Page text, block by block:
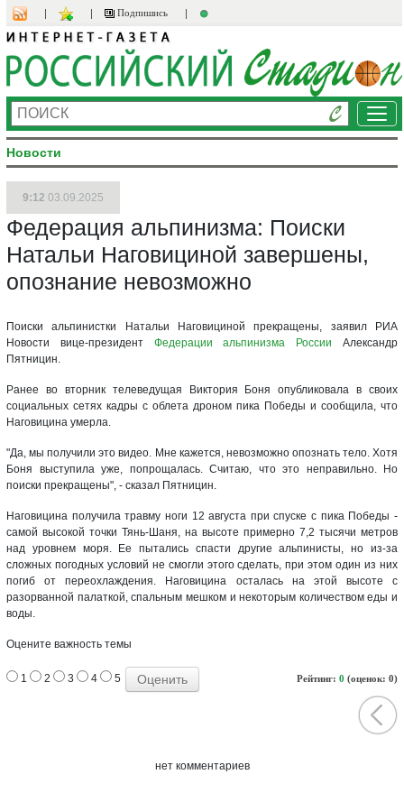
Подпишись
Новости
9:12 03.09.2025
Федерация альпинизма: Поиски
Натальи Наговициной завершены,
опознание невозможно
Поиски альпинистки Натальи Наговициной прекращены, заявил РИА
Новости вице-президент Федерации альпинизма России Александр
Пятницин.
Ранее во вторник телеведущая Виктория Боня опубликовала в своих
социальных сетях кадры с облета дроном пика Победы и сообщила, что
Наговицина умерла.
"Да, мы получили это видео. Мне кажется, невозможно опознать тело. Хотя
Боня выступила уже, попрощалась. Считаю, что это неправильно. Но
поиски прекращены", - сказал Пятницин.
Наговицина получила травму ноги 12 августа при спуске с пика Победы -
самой высокой точки Тянь-Шаня, на высоте примерно 7,2 тысячи метров
над уровнем моря. Ее пытались спасти другие альпинисты, но из-за
сложных погодных условий не смогли этого сделать, при этом один из них
погиб от переохлаждения. Наговицина осталась на этой высоте с
разорванной палаткой, спальным мешком и некоторым количеством еды и
воды.
Оцените важность темы
Рейтинг: 0 (оценок: 0)
1 2 3 4 5
нет комментариев